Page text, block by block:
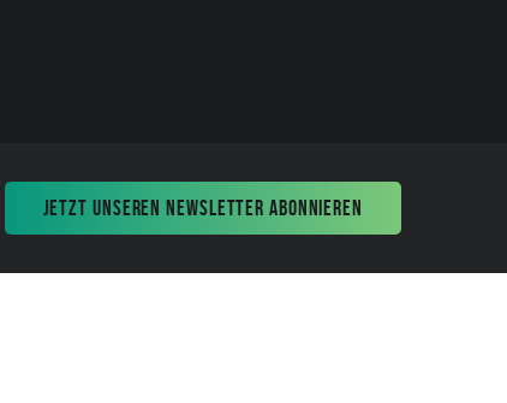
JETZT UNSEREN NEWSLETTER ABONNIEREN